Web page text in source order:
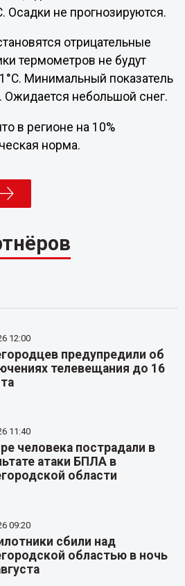
Осадки не прогнозируются.
отрицательные
термометров не будут
Минимальный показатель
Ожидается небольшой снег.
в регионе на 10%
норма.
12:00
предупредили об
телевещания до 16
11:40
человека пострадали в
атаки БПЛА в
области
09:20
сбили над
областью в ночь